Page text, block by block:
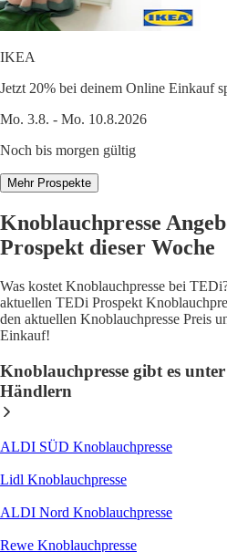
IKEA
Jetzt 20% bei deinem Online Einkauf
Mo. 3.8. - Mo. 10.8.2026
Noch bis morgen gültig
Mehr Prospekte
Knoblauchpresse
Prospekt dieser Woche
Was kostet Knoblauchpresse bei
aktuellen TEDi Prospekt
den aktuellen Knoblauchpresse Preis
Einkauf!
Knoblauchpresse gibt es
Händlern
ALDI SÜD Knoblauchpresse
Lidl Knoblauchpresse
ALDI Nord Knoblauchpresse
Rewe Knoblauchpresse